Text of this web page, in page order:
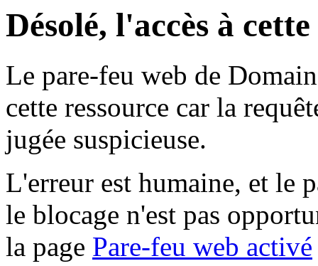
Désolé, l'accès à
Le pare-feu web de
cette ressource car la
jugée suspicieuse.
L'erreur est humaine, et le
le blocage n'est pas
la page Pare-feu web activé